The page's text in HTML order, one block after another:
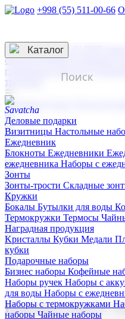
+998 (55) 511-00-66 О
3D гравировка
смолой (Doming)
гравировка твердая
тиснение
☰
Контакты
Каталог
Деловые подарки
Визитницы Настольные
Ежедневник
Блокноты Ежедневники
ежедневника Наборы с
Зонты
Зонты-трости Складные
Кружки
Бокалы Бутылки для воды
Термокружки Термосы
Наградная продукция
Kристаллы Кубки Медали
кубки
Подарочные наборы
Бизнес наборы Кофейные
Наборы ручек Наборы с
для воды Наборы с
Наборы с термокружками
наборы Чайные наборы
Корпоративные